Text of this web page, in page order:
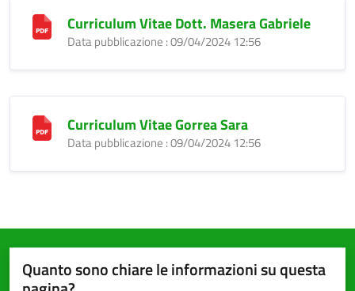
Curriculum Vitae Dott. Masera Gabriele
Data pubblicazione : 09/04/2024 12:56
Curriculum Vitae Gorrea Sara
Data pubblicazione : 09/04/2024 12:56
Quanto sono chiare le informazioni su questa